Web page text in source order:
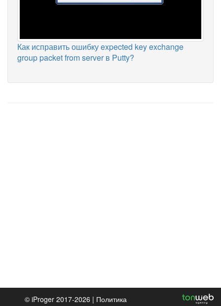
Как исправить ошибку expected key exchange
group packet from server в Putty?
© iProger 2017-2026 | Политика